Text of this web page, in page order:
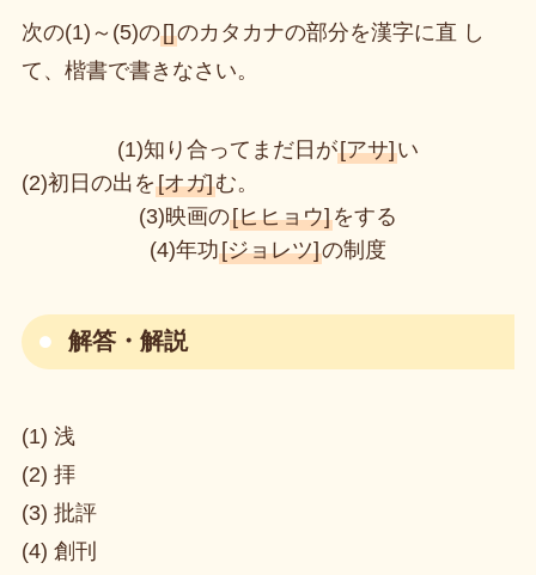
次の(1)～(5)の[]のカタカナの部分を漢字に直 し
て、楷書で書きなさい。
(1)知り合ってまだ日が[アサ]い
(2)初日の出を[オガ]む。
(3)映画の[ヒヒョウ] をする
(4)年功[ジョレツ]の制度
解答・解説
(1) 浅
(2) 拝
(3) 批評
(4) 創刊